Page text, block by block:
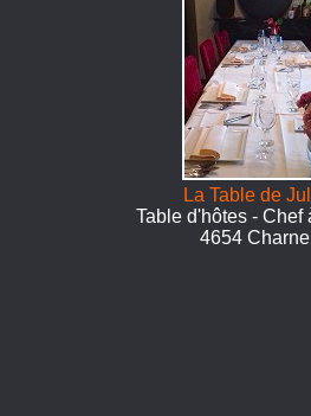
La Table de
Table d'hôtes - Chef
4654